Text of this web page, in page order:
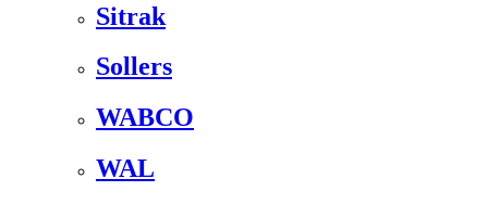
Sitrak
Sollers
WABCO
WAL